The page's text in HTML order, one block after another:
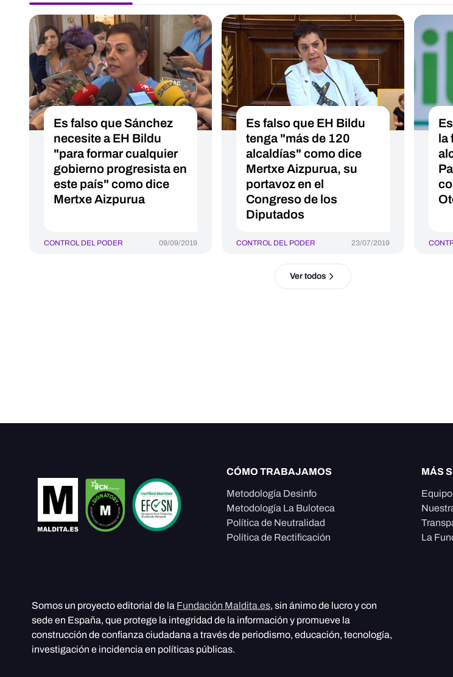
Es falso que Sánchez
necesite a EH Bildu
"para formar cualquier
gobierno progresista en
este país" como dice
Mertxe Aizpurua
CONTROL DEL PODER 09/09/2019
Es falso que EH Bildu
tenga "más de 120
alcaldías" como dice
Mertxe Aizpurua, su
portavoz en el
Congreso de los
Diputados
CONTROL DEL PODER 23/07/2019
la
Ver todos
CÓMO TRABAJAMOS
Metodología Desinfo
Metodología La Buloteca
Política de Neutralidad
Política de Rectificación
MÁS
Equipo
La
Somos un proyecto editorial de la Fundación Maldita.es, sin ánimo de lucro y con
sede en España, que protege la integridad de la información y promueve la
construcción de confianza ciudadana a través de periodismo, educación, tecnología,
investigación e incidencia en políticas públicas.